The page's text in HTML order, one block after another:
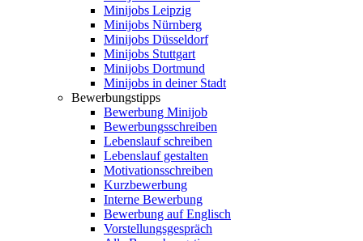
Minijobs Leipzig
Minijobs Nürnberg
Minijobs Düsseldorf
Minijobs Stuttgart
Minijobs Dortmund
Minijobs in deiner Stadt
Bewerbungstipps
Bewerbung Minijob
Bewerbungsschreiben
Lebenslauf schreiben
Lebenslauf gestalten
Motivationsschreiben
Kurzbewerbung
Interne Bewerbung
Bewerbung auf Englisch
Vorstellungsgespräch